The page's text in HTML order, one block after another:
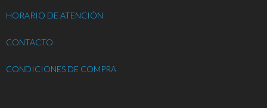
HORARIO DE ATENCIÓN
CONTACTO
CONDICIONES DE COMPRA